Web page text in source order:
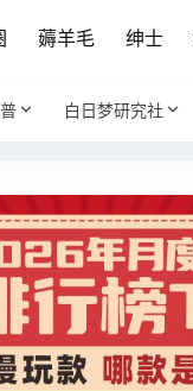
薅羊毛 绅士
白日梦研究社